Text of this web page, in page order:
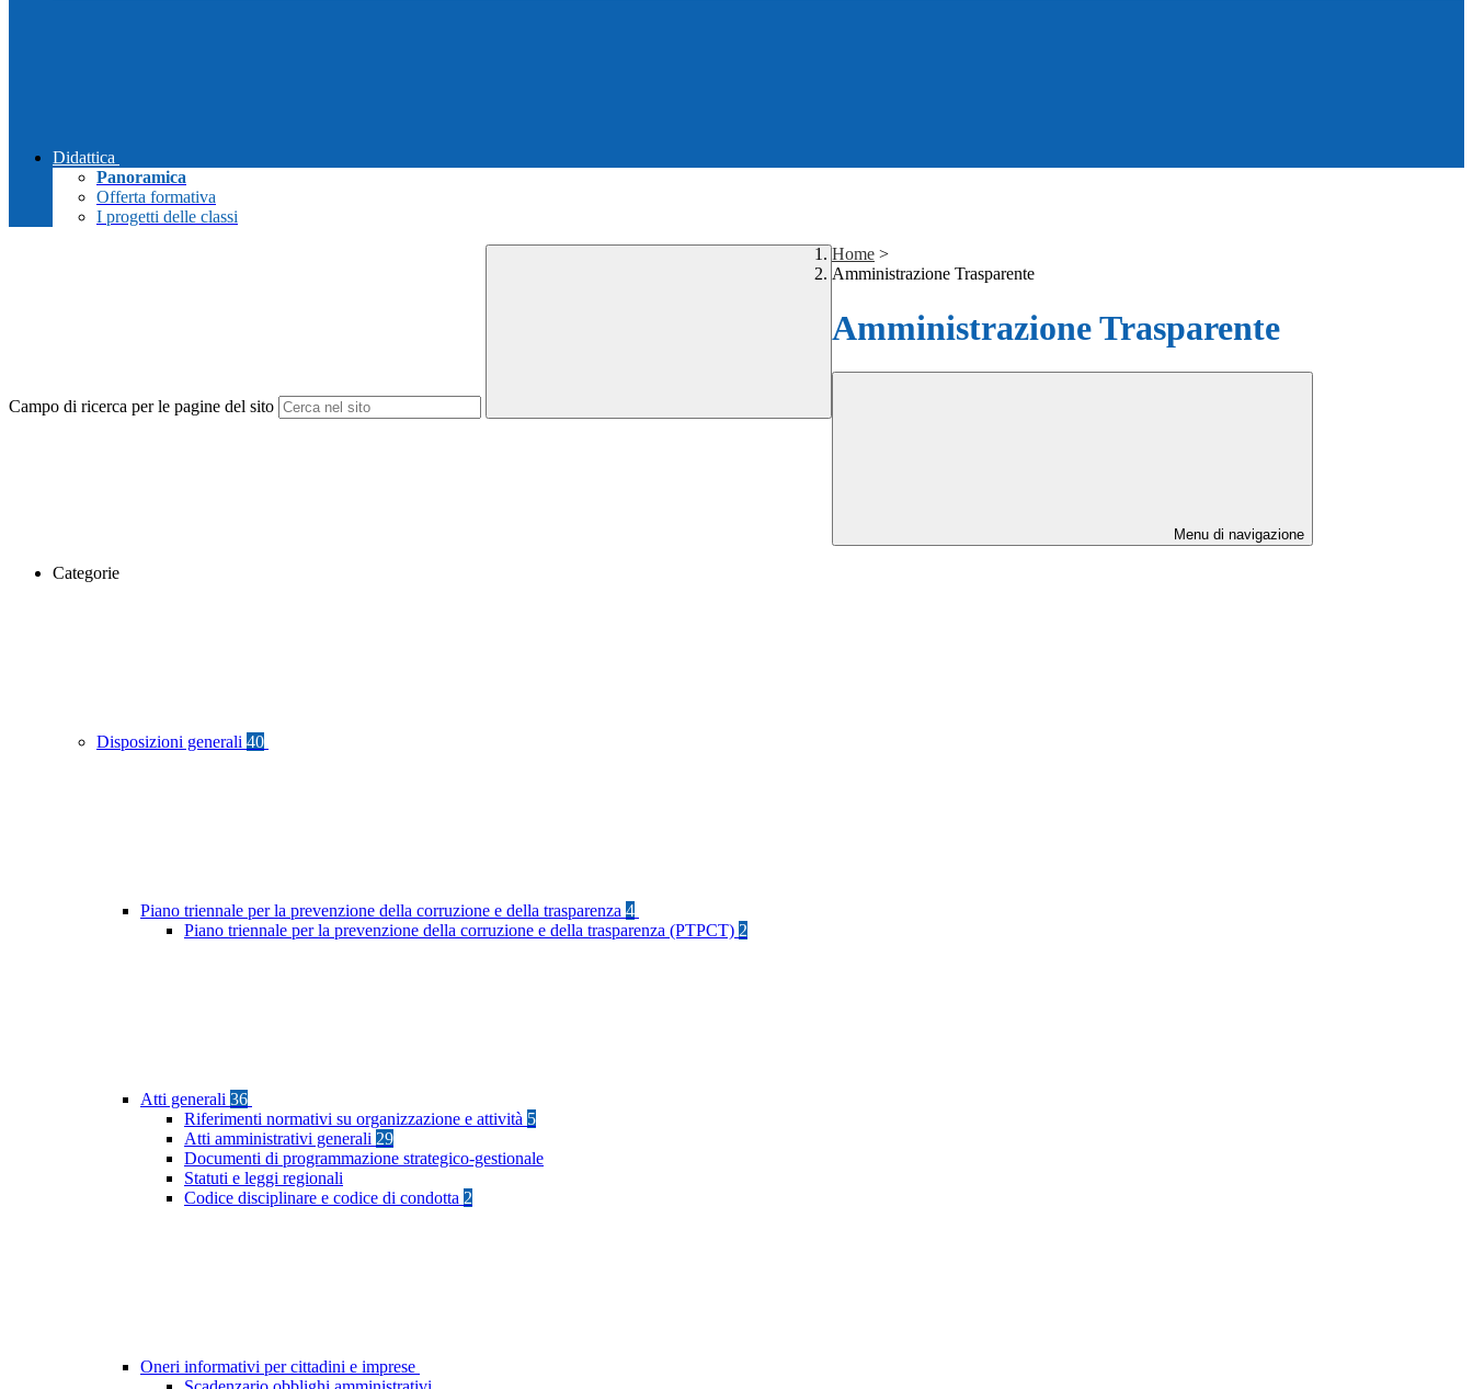
Didattica
Panoramica
Offerta formativa
I progetti delle classi
Campo di ricerca per le pagine del sito
Home >
Amministrazione Trasparente
Amministrazione Trasparente
Menu di navigazione
Categorie
Disposizioni generali 40
Piano triennale per la prevenzione della corruzione e della trasparenza 4
Piano triennale per la prevenzione della corruzione e della trasparenza (PTPCT) 2
Atti generali 36
Riferimenti normativi su organizzazione e attività 5
Atti amministrativi generali 29
Documenti di programmazione strategico-gestionale
Statuti e leggi regionali
Codice disciplinare e codice di condotta 2
Oneri informativi per cittadini e imprese